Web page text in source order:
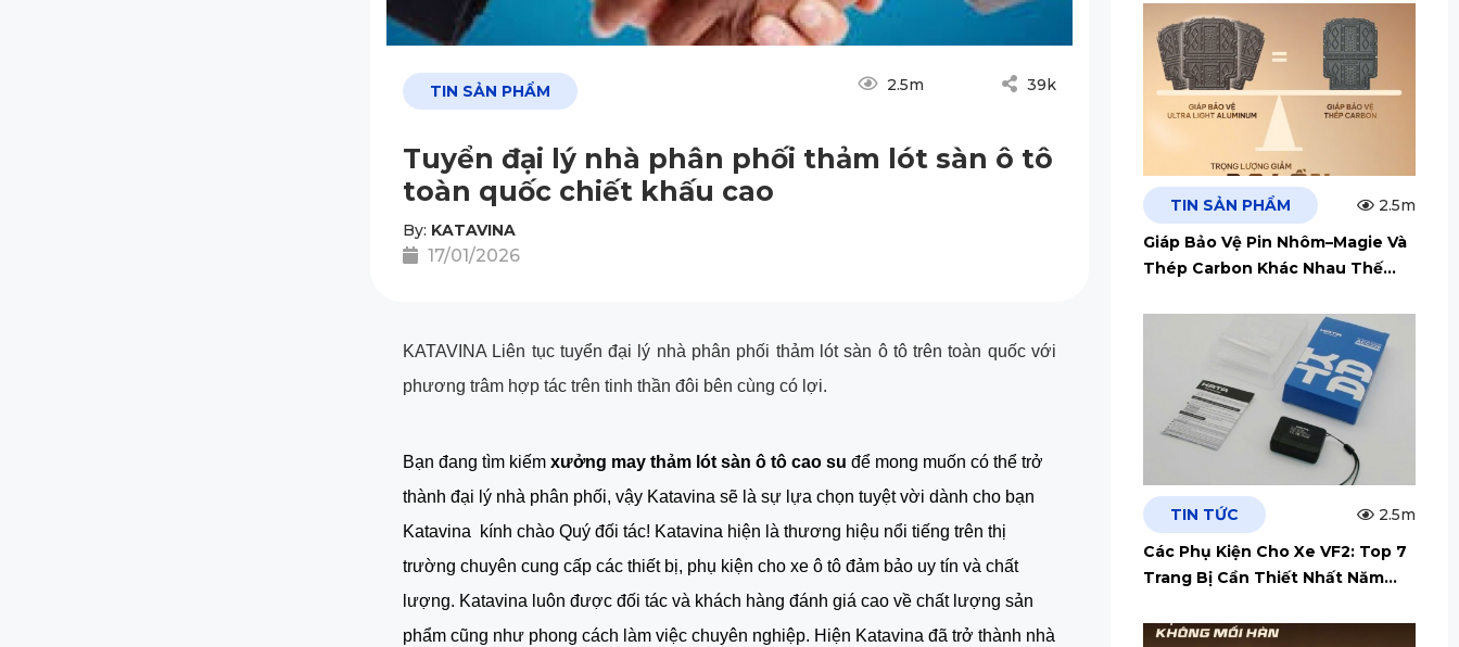
TIN SẢN PHẨM 2.5m 39k
Tuyển đại lý nhà phân phối thảm lót sàn ô tô
toàn quốc chiết khấu cao
By: KATAVINA
17/01/2026
KATAVINA Liên tục tuyển đại lý nhà phân phối thảm lót sàn ô tô trên toàn quốc với
phương trâm hợp tác trên tinh thần đôi bên cùng có lợi.
Bạn đang tìm kiếm xưởng may thảm lót sàn ô tô cao su để mong muốn có thể trở
thành đại lý nhà phân phối, vậy Katavina sẽ là sự lựa chọn tuyệt vời dành cho bạn
Katavina  kính chào Quý đối tác! Katavina hiện là thương hiệu nổi tiếng trên thị
trường chuyên cung cấp các thiết bị, phụ kiện cho xe ô tô đảm bảo uy tín và chất
lượng. Katavina luôn được đối tác và khách hàng đánh giá cao về chất lượng sản
phẩm cũng như phong cách làm việc chuyên nghiệp. Hiện Katavina đã trở thành nhà
TIN SẢN PHẨM
2.5m
Giáp Bảo Vệ Pin Nhôm–Magie Và
Thép Carbon Khác Nhau Thế
TIN TỨC
2.5m
Các Phụ Kiện Cho Xe VF2: Top 7
Trang Bị Cần Thiết Nhất Năm